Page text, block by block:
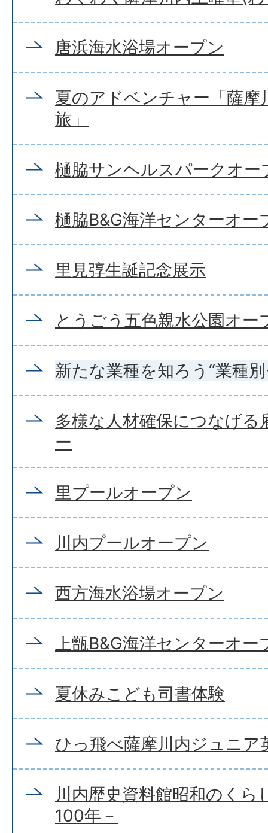
唐浜海水浴場オープン
夏のアドベンチャー「薩摩
旅」
樋脇サンヘルスパークオー
樋脇B&G海洋センターオー
里見弴生誕記念展示
とうごう五色親水公園オー
新たな業種を知ろう“業種
多様な人材確保につなげる
ー
里プールオープン
川内プールオープン
西方海水浴場オープン
上甑B&G海洋センターオー
夏休みこども司書体験
ひっ飛べ薩摩川内ジュニア
川内歴史資料館昭和のくら
100年－